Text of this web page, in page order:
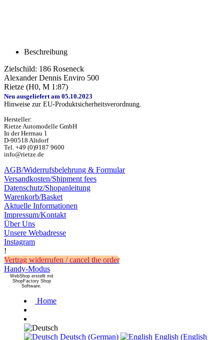
Beschreibung
Zielschild: 186 Roseneck
Alexander Dennis Enviro 500
Rietze (H0, M 1:87)
Neu ausgeliefert am 05.10.2023
Hinweise zur EU-Produktsicherheitsverordnung.
Hersteller:
Rietze Automodelle GmbH
In der Herrnau 1
D-90518 Altdorf
Tel. +49 (0)9187 9600
info@rietze.de
AGB/Widerrufsbelehrung & Formular
Versandkosten/Shipment fees
Datenschutz/Shopanleitung
Warenkorb/Basket
Aktuelle Informationen
Impressum/Kontakt
Über Uns
Unsere Webadresse
Instagram
!
Vertrag widerrufen / cancel the order
Handy-Modus
WebShop erstellt mit
ShopFactory Shop
Software.
Home
Deutsch (German) English (English